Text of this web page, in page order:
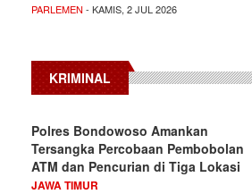
PARLEMEN - KAMIS, 2 JUL 2026
KRIMINAL
Polres Bondowoso Amankan
Tersangka Percobaan Pembobolan
ATM dan Pencurian di Tiga Lokasi
JAWA TIMUR